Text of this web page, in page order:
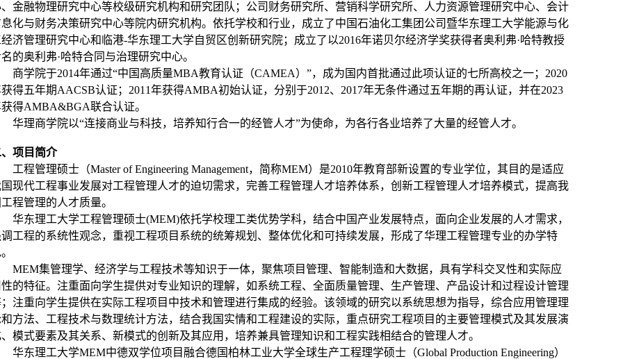
金融物理研究中心等校级研究机构和研究团队；公司财务研究所、营销科学研究所、人力资源管理研究中心、会计
化与财务决策研究中心等院内研究机构。依托学校和行业，成立了中国石油化工集团公司暨华东理工大学能源与化
济管理研究中心和临港-华东理工大学自贸区创新研究院；成立了以2016年诺贝尔经济学奖获得者奥利弗·哈特教授
的奥利弗·哈特合同与治理研究中心。
商学院于2014年通过“中国高质量MBA教育认证（CAMEA）”，成为国内首批通过此项认证的七所高校之一；2020
得五年期AACSB认证；2011年获得AMBA初始认证，分别于2012、2017年无条件通过五年期的再认证，并在2023
得AMBA&BGA联合认证。
华理商学院以“连接商业与科技，培养知行合一的经管人才”为使命，为各行各业培养了大量的经管人才。
项目简介
工程管理硕士（Master of Engineering Management，简称MEM）是2010年教育部新设置的专业学位，其目的是适应
现代工程事业发展对工程管理人才的迫切需求，完善工程管理人才培养体系，创新工程管理人才培养模式，提高我
程管理的人才质量。
华东理工大学工程管理硕士(MEM)依托学校理工类优势学科，结合中国产业发展特点，面向企业发展的人才需求，
工程的系统性观念，重视工程项目系统的统筹规划、整体优化和可持续发展，形成了华理工程管理专业的办学特
MEM集管理学、经济学与工程技术等知识于一体，聚焦项目管理、智能制造和大数据，具有学科交叉性和实际应
的特征。注重面向学生提供对专业知识的理解，如系统工程、全面质量管理、生产管理、产品设计和过程设计管理
注重向学生提供在实际工程项目中技术和管理进行集成的经验。该领域的研究以系统思想为指导，综合应用管理理
方法、工程技术与数理统计方法，结合我国实情和工程建设的实际，重点研究工程项目的主要管理模式及其发展演
模式要素及其关系、新模式的创新及其应用，培养兼具管理知识和工程实践相结合的管理人才。
华东理工大学MEM中德双学位项目融合德国柏林工业大学全球生产工程理学硕士（Global Production Engineering）